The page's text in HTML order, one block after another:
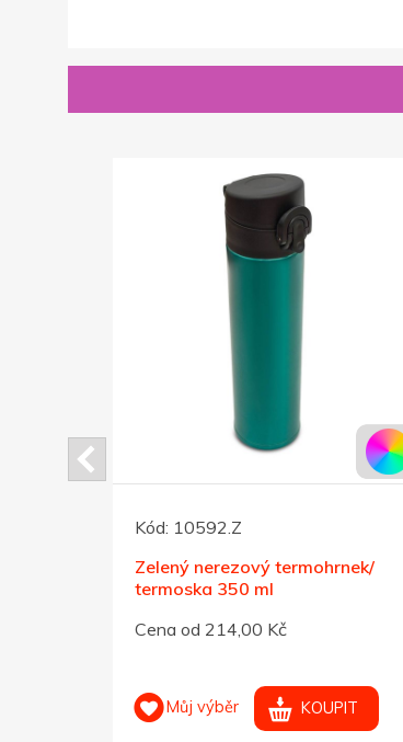
Kód: 10592.Z
Zelený nerezový termohrnek/
termoska 350 ml
Cena od 214,00 Kč
Můj výběr KOUPIT